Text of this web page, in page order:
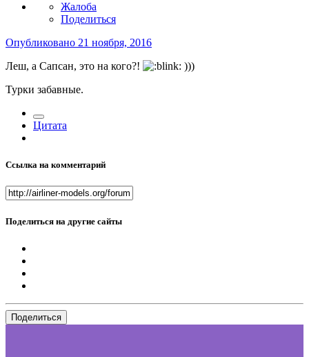
Жалоба
Поделиться
Опубликовано 21 ноября, 2016
Леш, а Сапсан, это на кого?!
)))
Турки забавные.
Цитата
Ссылка на комментарий
Поделиться на другие сайты
Поделиться